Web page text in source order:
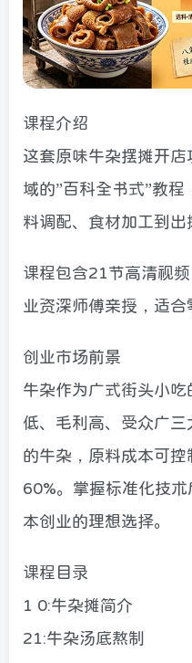
课程介绍
这套原味牛杂摆摊开
域的”百科全书式”教
料调配、食材加工到出
课程包含21节高清视
业资深师傅亲授，适合
创业市场前景
牛杂作为广式街头小
低、毛利高、受众广
的牛杂，原料成本可
60%。掌握标准化技
本创业的理想选择。
课程目录
1 0:牛杂摊简介
21:牛杂汤底熬制